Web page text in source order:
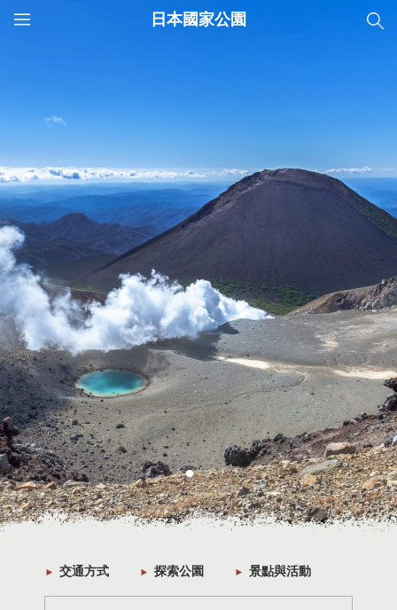
JNTO
日本國家公園
交通方式 探索公園 景點與活動